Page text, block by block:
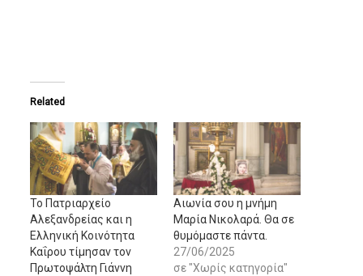
Related
Το Πατριαρχείο
Αλεξανδρείας και η
Ελληνική Κοινότητα
Καΐρου τίμησαν τον
Πρωτοψάλτη Γιάννη
Αιωνία σου η μνήμη
Μαρία Νικολαρά. Θα σε
θυμόμαστε πάντα.
27/06/2025
σε "Χωρίς κατηγορία"